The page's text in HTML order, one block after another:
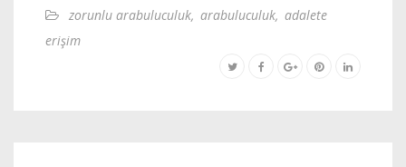
zorunlu arabuluculuk, arabuluculuk, adalete
erişim